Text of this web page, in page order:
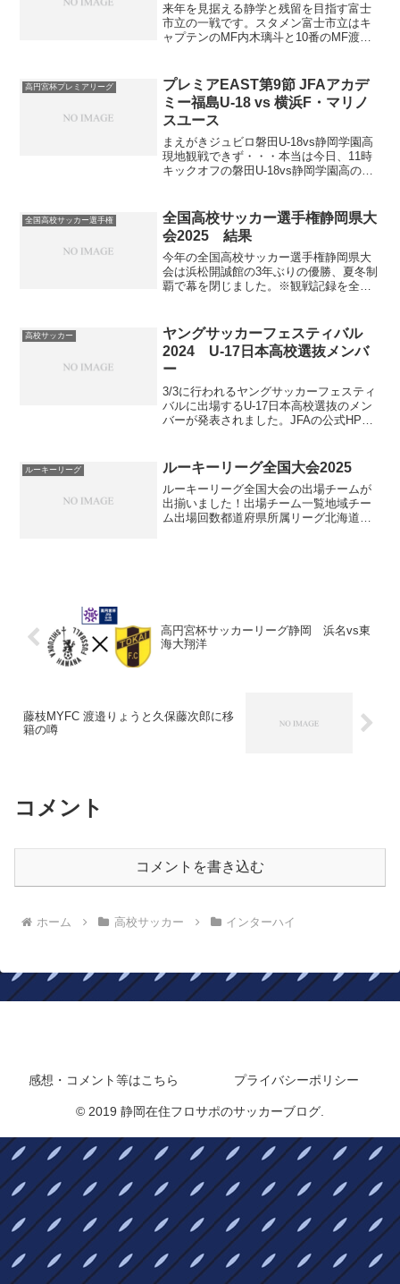
来年を見据える静学と残留を目指す富士
市立の一戦です。スタメン富士市立はキ
ャプテンのMF内木璃斗と10番のMF渡邉
ながら4得点を挙げています。2年生はGK
小笠原怜英...
高円宮杯プレミアリーグ
プレミアEAST第9節 JFAアカデ
ミー福島U-18 vs 横浜F・マリノ
スユース
まえがきジュビロ磐田U-18vs静岡学園高
現地観戦できず・・・本当は今日、11時
キックオフの磐田U-18vs静岡学園高の試
行くのを断念しました。先着400人。2...
全国高校サッカー選手権
全国高校サッカー選手権静岡県大
会2025 結果
今年の全国高校サッカー選手権静岡県大
会は浜松開誠館の3年ぶりの優勝、夏冬制
覇で幕を閉じました。※観戦記録を全然
んなさい。大会ベストイレブンは以下の
通り。Pos名前学年所...
高校サッカー
ヤングサッカーフェスティバル
2024 U-17日本高校選抜メンバ
ー
3/3に行われるヤングサッカーフェスティ
バルに出場するU-17日本高校選抜のメン
バーが発表されました。JFAの公式HPで
抜のメンバーと一緒に掲載されました。
毎年の...
ルーキーリーグ ルーキーリーグ全国大会2025
ルーキーリーグ全国大会の出場チームが
出揃いました！出場チーム一覧地域チー
ム出場回数都道府県所属リーグ北海道旭
高円宮杯サッカーリーグ静岡 浜名vs東
海大翔洋
藤枝MYFC 渡邉りょうと久保藤次郎に移
籍の噂
コメント
コメントを書き込む
ホーム 高校サッカー インターハイ
感想・コメント等はこちら プライバシーポリシー
© 2019 静岡在住フロサポのサッカーブログ.